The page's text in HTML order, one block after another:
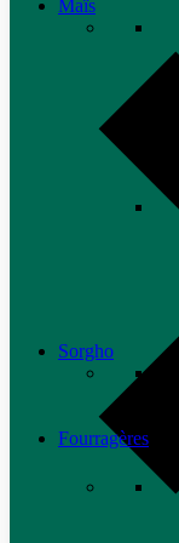
Maïs
Sorgho
Fourragères